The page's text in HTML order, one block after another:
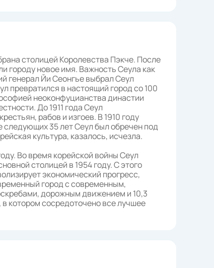
столицей Королевства Пэкче. После
городу новое имя. Важность Сеула как
генерал Йи Сеонгье выбрал Сеул
превратился в настоящий город со 100
неоконфуцианства династии
До 1911 года Сеул
рабов и изгоев. В 1910 году
следующих 35 лет Сеул был обречен под
культура, казалось, исчезла.
Во время корейской войны Сеул
столицей в 1954 году. С этого
экономический прогресс,
город с современным,
дорожным движением и 10,3
котором сосредоточено все лучшее